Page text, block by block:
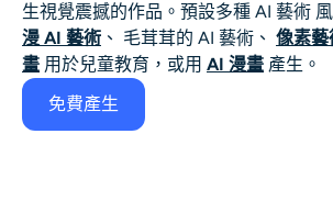
生視覺震撼的作品。預設多種 AI 藝術
漫 AI 藝術 、 毛茸茸的 AI 藝術 、 像素藝
畫 用於兒童教育，或用 AI 漫畫 產生。
免費產生